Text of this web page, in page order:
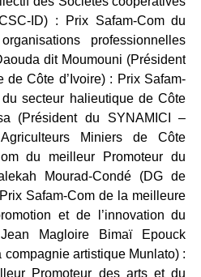
ID) : Prix Safam-Com du
professionnelles
dit Moumouni (Président
de Côte d’Ivoire) : Prix Safam-
secteur halieutique de Côte
(Président du SYNAMICI –
Miniers de Côte
du meilleur Promoteur du
Mourad-Condé (DG de
Safam-Com de la meilleure
et de l’innovation du
Magloire Bimaï Epouck
artistique Munlato) :
Promoteur des arts et du